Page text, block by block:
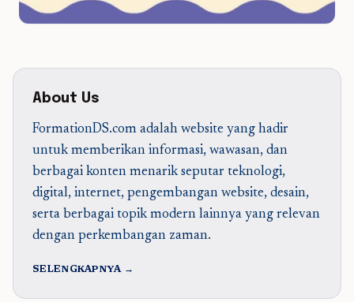
About Us
FormationDS.com adalah website yang hadir
untuk memberikan informasi, wawasan, dan
berbagai konten menarik seputar teknologi,
digital, internet, pengembangan website, desain,
serta berbagai topik modern lainnya yang relevan
dengan perkembangan zaman.
SELENGKAPNYA →